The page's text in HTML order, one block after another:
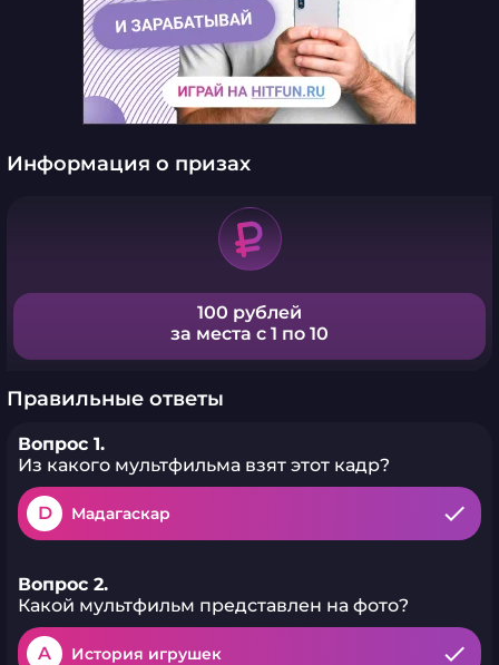
Информация о призах
100 рублей
за места с 1 по 10
Правильные ответы
Вопрос 1.
Из какого мультфильма взят этот кадр?
D Мадагаскар
Вопрос 2.
Какой мультфильм представлен на фото?
A История игрушек